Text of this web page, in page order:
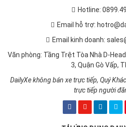
Hotline:
Email hỗ trợ:
Email kinh doanh:
Văn phòng: Tầng Trệt Tòa Nhà D-
3, Quận Gò Vấp,
DailyXe không bán xe trực tiếp, Quý
trực tiếp người